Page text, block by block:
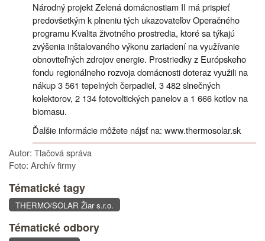
Národný projekt Zelená domácnostiam II má prispieť
predovšetkým k plneniu tých ukazovateľov Operačného
programu Kvalita životného prostredia, ktoré sa týkajú
zvýšenia inštalovaného výkonu zariadení na využívanie
obnoviteľných zdrojov energie. Prostriedky z Európskeho
fondu regionálneho rozvoja domácnosti doteraz využili na
nákup 3 561 tepelných čerpadiel, 3 482 slnečných
kolektorov, 2 134 fotovoltických panelov a 1 666 kotlov na
biomasu.
Ďalšie informácie môžete nájsť na: www.thermosolar.sk
Autor: Tlačová správa
Foto: Archív firmy
Tématické tagy
THERMO/SOLAR Žiar s.r.o.
Tématické odbory